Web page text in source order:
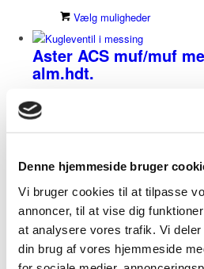
Denne hjemmeside bruger
Vi bruger cookies til at tilpasse
annoncer, til at vise dig
at analysere vores trafik. Vi
din brug af vores hjemmeside
Vælg muligheder
Aster ACS muf/muf
alm.hdt.
Kugleventil Aster ACS er produceret
kugleventil i messing. Aster ACS
opvarmning, afkøling og i hydraulik.
temperaturer fra -15......
Vælg muligheder
Aster muf/muf med
Aster Kugleventil i messing. Aster